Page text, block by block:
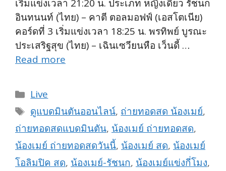
เริ่มแข่งเวลา 21:20 น. ประเภท หญิงเดี่ยว รัชนก
อินทนนท์ (ไทย) – คาตี ตอลมอฟฟ์ (เอสโตเนีย)
คอร์ดที่ 3 เริ่มแข่งเวลา 18:25 น. พรทิพย์ บูรณะ
ประเสริฐสุข (ไทย) – เฉินเซวียนหือ เว็นดี้ …
Read more
Categories
Live
Tags
ดูแบดมินตันออนไลน์, ถ่ายทอดสด น้องเมย์,
ถ่ายทอดสดแบดมินตัน, น้องเมย์ ถ่ายทอดสด,
น้องเมย์ ถ่ายทอดสดวันนี้, น้องเมย์ สด, น้องเมย์
โอลิมปิค สด, น้องเมย์-รัชนก, น้องเมย์แข่งกี่โมง,